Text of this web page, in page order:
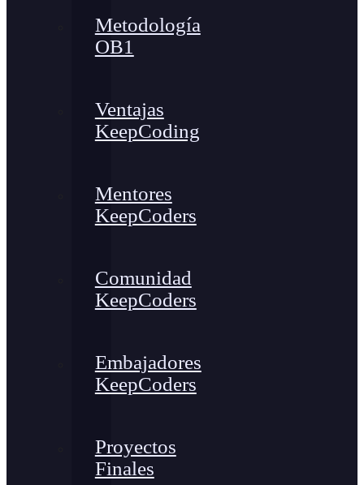
Metodología
OB1
Ventajas
KeepCoding
Mentores
KeepCoders
Comunidad
KeepCoders
Embajadores
KeepCoders
Proyectos
Finales